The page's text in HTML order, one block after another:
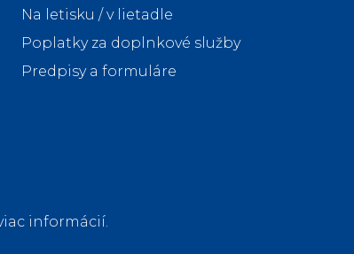
Na letisku / v lietadle
Poplatky za doplnkové služby
Predpisy a formuláre
informácií.